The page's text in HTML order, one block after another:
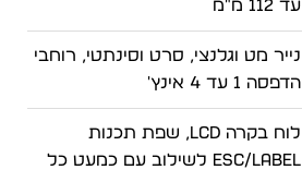
עד 112 מ"מ
נייר מט וגלנצי, סרט וסינתטי, רוחבי
הדפסה 1 עד 4 אינץ'
לוח בקרה LCD, שפת תכנות
ESC/Label לשילוב עם כמעט כל